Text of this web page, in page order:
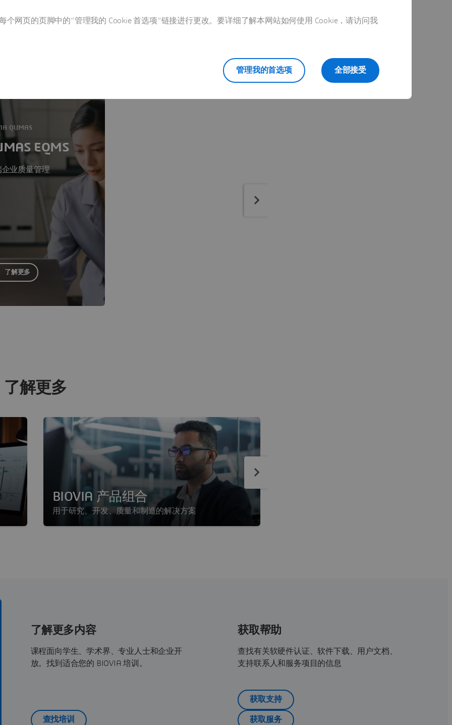
QUMAS
EQMS
企业质量管理
了解更多
了解更多
BIOVIA 产品组合
用于研究、开发、质量和制造的解决方案
了解更多内容
课程面向学生、学术界、专业人士和企业开
放。找到适合您的 BIOVIA 培训。
查找培训
获取帮助
查找有关软硬件认证、软件下载、用户文档、
支持联系人和服务项目的信息
获取支持
获取服务
个网页的页脚中的“管理我的 Cookie 首选项”链接进行更改。要详细了解本网站如何使用 Cookie，请访问我
全部接受
管理我的首选项